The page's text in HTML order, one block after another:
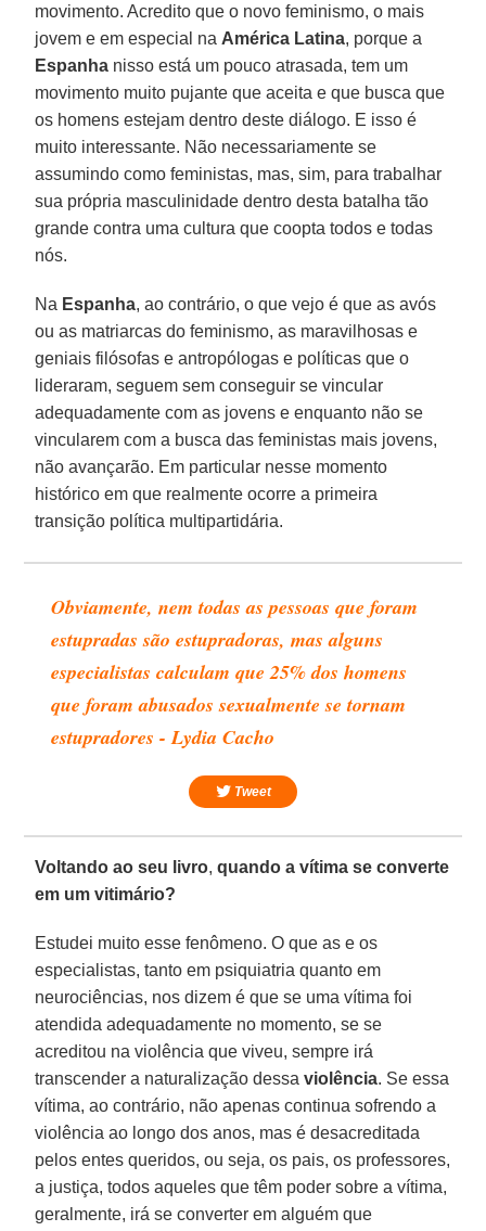
movimento. Acredito que o novo feminismo, o mais
jovem e em especial na América Latina, porque a
Espanha nisso está um pouco atrasada, tem um
movimento muito pujante que aceita e que busca que
os homens estejam dentro deste diálogo. E isso é
muito interessante. Não necessariamente se
assumindo como feministas, mas, sim, para trabalhar
sua própria masculinidade dentro desta batalha tão
grande contra uma cultura que coopta todos e todas
nós.
Na Espanha, ao contrário, o que vejo é que as avós
ou as matriarcas do feminismo, as maravilhosas e
geniais filósofas e antropólogas e políticas que o
lideraram, seguem sem conseguir se vincular
adequadamente com as jovens e enquanto não se
vincularem com a busca das feministas mais jovens,
não avançarão. Em particular nesse momento
histórico em que realmente ocorre a primeira
transição política multipartidária.
Obviamente, nem todas as pessoas que foram
estupradas são estupradoras, mas alguns
especialistas calculam que 25% dos homens
que foram abusados sexualmente se tornam
estupradores - Lydia Cacho
Tweet
Voltando ao seu livro, quando a vítima se converte
em um vitimário?
Estudei muito esse fenômeno. O que as e os
especialistas, tanto em psiquiatria quanto em
neurociências, nos dizem é que se uma vítima foi
atendida adequadamente no momento, se se
acreditou na violência que viveu, sempre irá
transcender a naturalização dessaviolência. Se essa
vítima, ao contrário, não apenas continua sofrendo a
violência ao longo dos anos, mas é desacreditada
pelos entes queridos, ou seja, os pais, os professores,
a justiça, todos aqueles que têm poder sobre a vítima,
geralmente, irá se converter em alguém que